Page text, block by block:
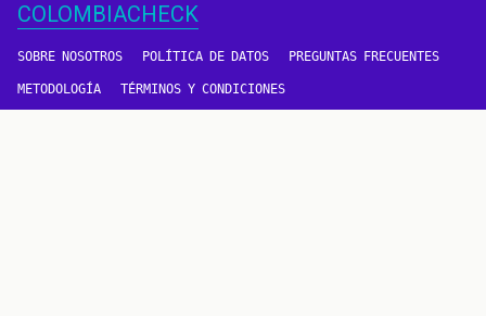
COLOMBIACHECK
SOBRE NOSOTROS POLÍTICA DE DATOS PREGUNTAS FRECUENTES
METODOLOGÍA TÉRMINOS Y CONDICIONES